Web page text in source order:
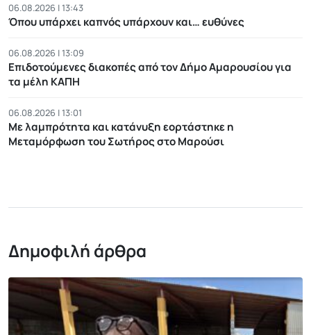
06.08.2026 | 13:43
Όπου υπάρχει καπνός υπάρχουν και… ευθύνες
06.08.2026 | 13:09
Επιδοτούμενες διακοπές από τον Δήμο Αμαρουσίου για
τα μέλη ΚΑΠΗ
06.08.2026 | 13:01
Με λαμπρότητα και κατάνυξη εορτάστηκε η
Μεταμόρφωση του Σωτήρος στο Μαρούσι
Δημοφιλή άρθρα